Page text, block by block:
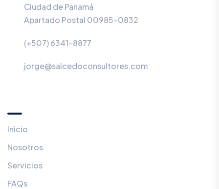
Ciudad de Panamá
Apartado Postal 00985-0832
(+507) 6341-8877
jorge@salcedoconsultores.com
Inicio
Nosotros
Servicios
FAQs